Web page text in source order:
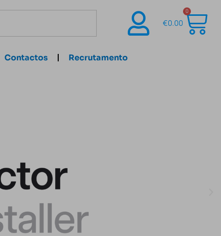
€0.00
0
Contactos Recrutamento